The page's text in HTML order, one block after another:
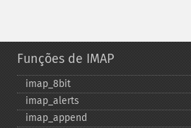
Funções de IMAP
imap_​8bit
imap_​alerts
imap_​append